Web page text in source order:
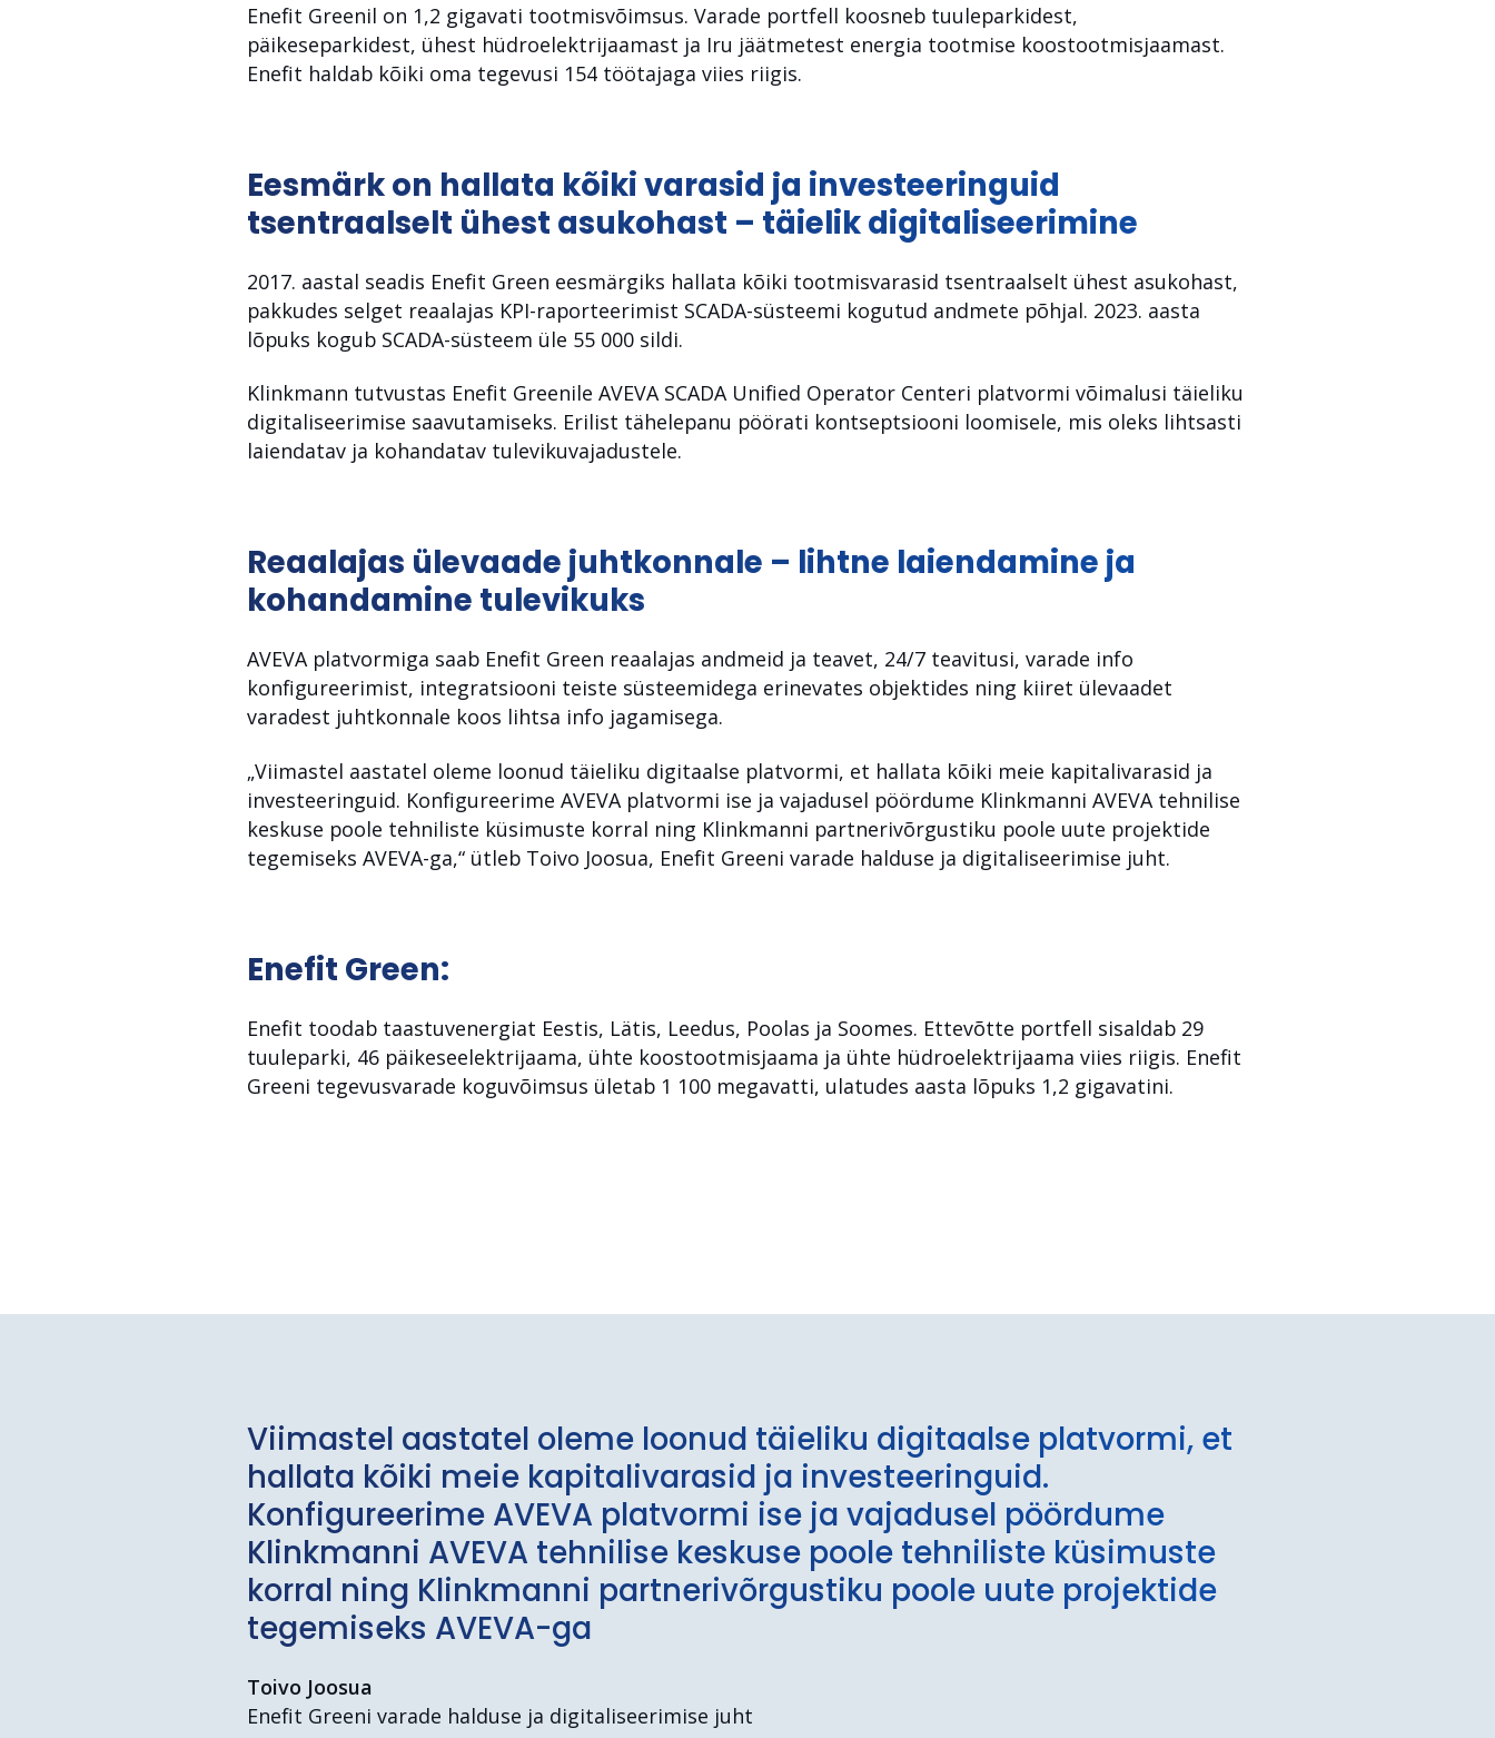
Enefit Greenil on 1,2 gigavati tootmisvõimsus. Varade portfell koosneb tuuleparkidest,
päikeseparkidest, ühest hüdroelektrijaamast ja Iru jäätmetest energia tootmise koostootmisjaamast.
Enefit haldab kõiki oma tegevusi 154 töötajaga viies riigis.
Eesmärk on hallata kõiki varasid ja investeeringuid
tsentraalselt ühest asukohast – täielik digitaliseerimine
2017. aastal seadis Enefit Green eesmärgiks hallata kõiki tootmisvarasid tsentraalselt ühest asukohast,
pakkudes selget reaalajas KPI-raporteerimist SCADA-süsteemi kogutud andmete põhjal. 2023. aasta
lõpuks kogub SCADA-süsteem üle 55 000 sildi.
Klinkmann tutvustas Enefit Greenile AVEVA SCADA Unified Operator Centeri platvormi võimalusi täieliku
digitaliseerimise saavutamiseks. Erilist tähelepanu pöörati kontseptsiooni loomisele, mis oleks lihtsasti
laiendatav ja kohandatav tulevikuvajadustele.
Reaalajas ülevaade juhtkonnale – lihtne laiendamine ja
kohandamine tulevikuks
AVEVA platvormiga saab Enefit Green reaalajas andmeid ja teavet, 24/7 teavitusi, varade info
konfigureerimist, integratsiooni teiste süsteemidega erinevates objektides ning kiiret ülevaadet
varadest juhtkonnale koos lihtsa info jagamisega.
„Viimastel aastatel oleme loonud täieliku digitaalse platvormi, et hallata kõiki meie kapitalivarasid ja
investeeringuid. Konfigureerime AVEVA platvormi ise ja vajadusel pöördume Klinkmanni AVEVA tehnilise
keskuse poole tehniliste küsimuste korral ning Klinkmanni partnerivõrgustiku poole uute projektide
tegemiseks AVEVA-ga,“ ütleb Toivo Joosua, Enefit Greeni varade halduse ja digitaliseerimise juht.
Enefit Green:
Enefit toodab taastuvenergiat Eestis, Lätis, Leedus, Poolas ja Soomes. Ettevõtte portfell sisaldab 29
tuuleparki, 46 päikeseelektrijaama, ühte koostootmisjaama ja ühte hüdroelektrijaama viies riigis. Enefit
Greeni tegevusvarade koguvõimsus ületab 1 100 megavatti, ulatudes aasta lõpuks 1,2 gigavatini.
Viimastel aastatel oleme loonud täieliku digitaalse platvormi, et
hallata kõiki meie kapitalivarasid ja investeeringuid.
Konfigureerime AVEVA platvormi ise ja vajadusel pöördume
Klinkmanni AVEVA tehnilise keskuse poole tehniliste küsimuste
korral ning Klinkmanni partnerivõrgustiku poole uute projektide
tegemiseks AVEVA-ga
Toivo Joosua
Enefit Greeni varade halduse ja digitaliseerimise juht